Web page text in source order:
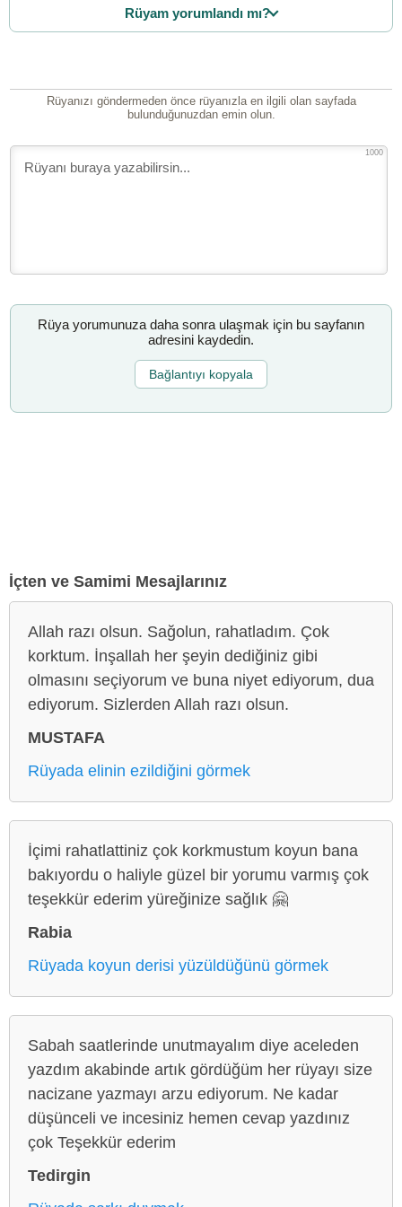
Rüyam yorumlandı mı?
Rüyanızı göndermeden önce rüyanızla en ilgili olan sayfada
bulunduğunuzdan emin olun.
1000
Rüya yorumunuza daha sonra ulaşmak için bu sayfanın
adresini kaydedin.
Bağlantıyı kopyala
İçten ve Samimi Mesajlarınız
Allah razı olsun. Sağolun, rahatladım. Çok
korktum. İnşallah her şeyin dediğiniz gibi
olmasını seçiyorum ve buna niyet ediyorum, dua
ediyorum. Sizlerden Allah razı olsun.
MUSTAFA
Rüyada elinin ezildiğini görmek
İçimi rahatlattiniz çok korkmustum koyun bana
bakıyordu o haliyle güzel bir yorumu varmış çok
teşekkür ederim yüreğinize sağlık 🤗
Rabia
Rüyada koyun derisi yüzüldüğünü görmek
Sabah saatlerinde unutmayalım diye aceleden
yazdım akabinde artık gördüğüm her rüyayı size
nacizane yazmayı arzu ediyorum. Ne kadar
düşünceli ve incesiniz hemen cevap yazdınız
çok Teşekkür ederim
Tedirgin